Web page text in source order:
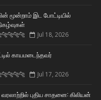
மூன்றாம் இட போட்டியில்
Jul 18, 2026
காயமடைந்தவர்
Jul 17, 2026
புதிய சாதனை: கிலியன்